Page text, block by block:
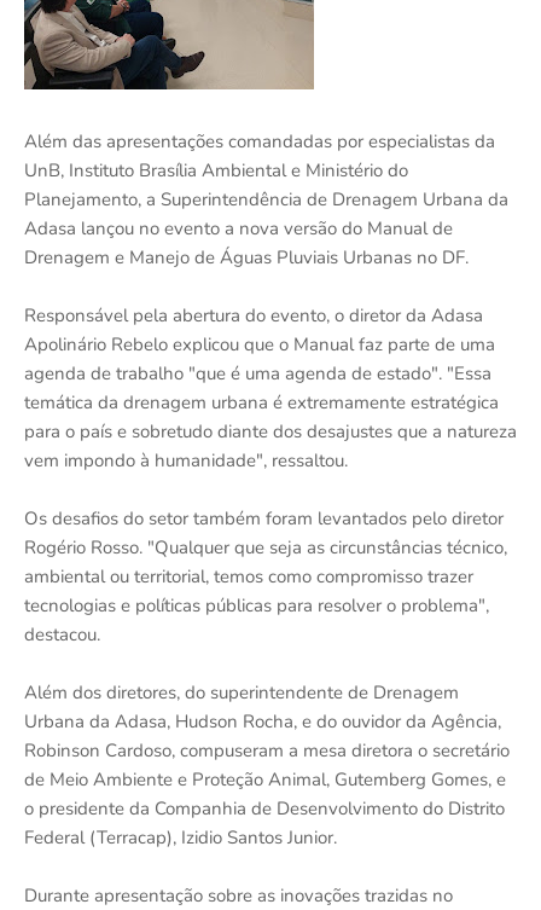
Além das apresentações comandadas por especialistas da
UnB, Instituto Brasília Ambiental e Ministério do
Planejamento, a Superintendência de Drenagem Urbana da
Adasa lançou no evento a nova versão do Manual de
Drenagem e Manejo de Águas Pluviais Urbanas no DF.
Responsável pela abertura do evento, o diretor da Adasa
Apolinário Rebelo explicou que o Manual faz parte de uma
agenda de trabalho "que é uma agenda de estado". "Essa
temática da drenagem urbana é extremamente estratégica
para o país e sobretudo diante dos desajustes que a natureza
vem impondo à humanidade", ressaltou.
Os desafios do setor também foram levantados pelo diretor
Rogério Rosso. "Qualquer que seja as circunstâncias técnico,
ambiental ou territorial, temos como compromisso trazer
tecnologias e políticas públicas para resolver o problema",
destacou.
Além dos diretores, do superintendente de Drenagem
Urbana da Adasa, Hudson Rocha, e do ouvidor da Agência,
Robinson Cardoso, compuseram a mesa diretora o secretário
de Meio Ambiente e Proteção Animal, Gutemberg Gomes, e
o presidente da Companhia de Desenvolvimento do Distrito
Federal (Terracap), Izidio Santos Junior.
Durante apresentação sobre as inovações trazidas no